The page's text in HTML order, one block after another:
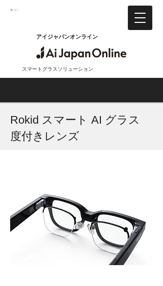
カート
アイジャパンオンライン
スマートグラスソリューション
Rokid スマート AI グラス
度付きレンズ